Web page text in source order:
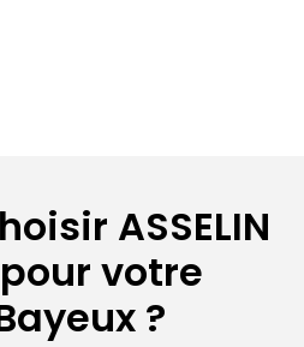
ASSELIN
votre
?